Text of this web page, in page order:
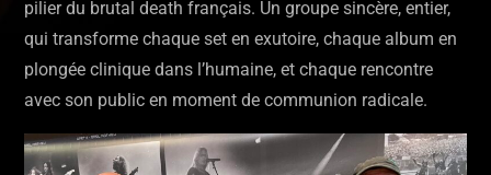
pilier du brutal death français. Un groupe sincère, entier,
qui transforme chaque set en exutoire, chaque album en
plongée clinique dans l’humaine, et chaque rencontre
avec son public en moment de communion radicale.